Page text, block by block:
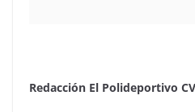
Redacción El Polideportivo CV